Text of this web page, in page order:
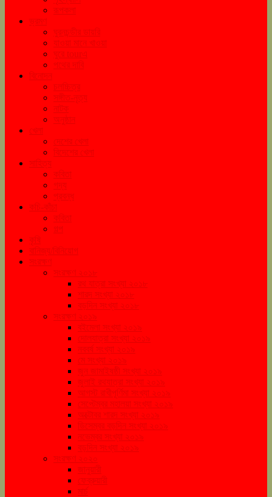
রূপকলা
ভ্রমণ
ঘুরনচন্ডীর ডায়রি
যাওয়া মানে খাওয়া
ঘুরে tourএ
পথের দাবি
বিনোদন
চলচ্চিত্র
সঙ্গীত-নৃত্য
নাটক
অনুষ্ঠান
খেলা
দেশের খেলা
বিদেশের খেলা
সাহিত্য
কবিতা
গদ্য
প্রবন্ধ
কচি-কাঁচা
কবিতা
গল্প
কৃষি
বানিজ্য/বিনিয়োগ
সংরক্ষণ
সংরক্ষণ ২০১৮
রথ যাত্রা সংখ্যা ২০১৮
শারদ সংখ্যা ২০১৮
বড়দিন সংখ্যা ২০১৮
সংরক্ষণ ২০১৯
বইমেলা সংখ্যা ২০১৯
দোলযাত্রা সংখ্যা ২০১৯
নববর্ষ সংখ্যা ২০১৯
মে সংখ্যা ২০১৯
জুন জামাইষষ্ঠী সংখ্যা ২০১৯
জুলাই রথযাত্রা সংখ্যা ২০১৯
আগস্ট রাখীপূর্ণিমা সংখ্যা ২০১৯
সেপ্টেম্বর মহালয়া সংখ্যা ২০১৯
অক্টোবর শারদ সংখ্যা ২০১৯
ডিসেম্বর বড়দিন সংখ্যা ২০১৯
নভেম্বর সংখ্যা ২০১৯
বড়দিন সংখ্যা ২০১৯
সংরক্ষণ ২০২০
জানুয়ারী
ফেব্রুয়ারী
মার্চ